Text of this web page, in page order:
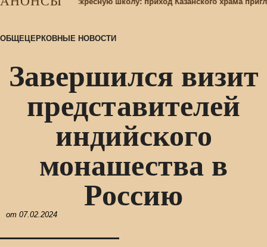
ОБЩЕЦЕРКОВНЫЕ НОВОСТИ
Завершился визит
представителей
индийского
монашества в
Россию
от 07.02.2024